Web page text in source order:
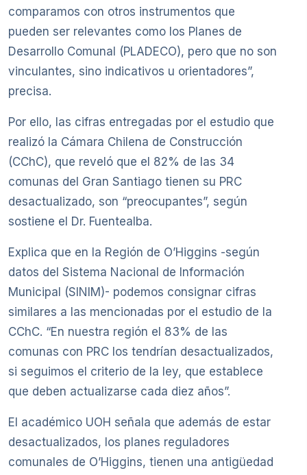
comparamos con otros instrumentos que
pueden ser relevantes como los Planes de
Desarrollo Comunal (PLADECO), pero que no son
vinculantes, sino indicativos u orientadores”,
precisa.
Por ello, las cifras entregadas por el estudio que
realizó la Cámara Chilena de Construcción
(CChC), que reveló que el 82% de las 34
comunas del Gran Santiago tienen su PRC
desactualizado, son “preocupantes”, según
sostiene el Dr. Fuentealba.
Explica que en la Región de O’Higgins -según
datos del Sistema Nacional de Información
Municipal (SINIM)- podemos consignar cifras
similares a las mencionadas por el estudio de la
CChC. “En nuestra región el 83% de las
comunas con PRC los tendrían desactualizados,
si seguimos el criterio de la ley, que establece
que deben actualizarse cada diez años”.
El académico UOH señala que además de estar
desactualizados, los planes reguladores
comunales de O’Higgins, tienen una antigüedad